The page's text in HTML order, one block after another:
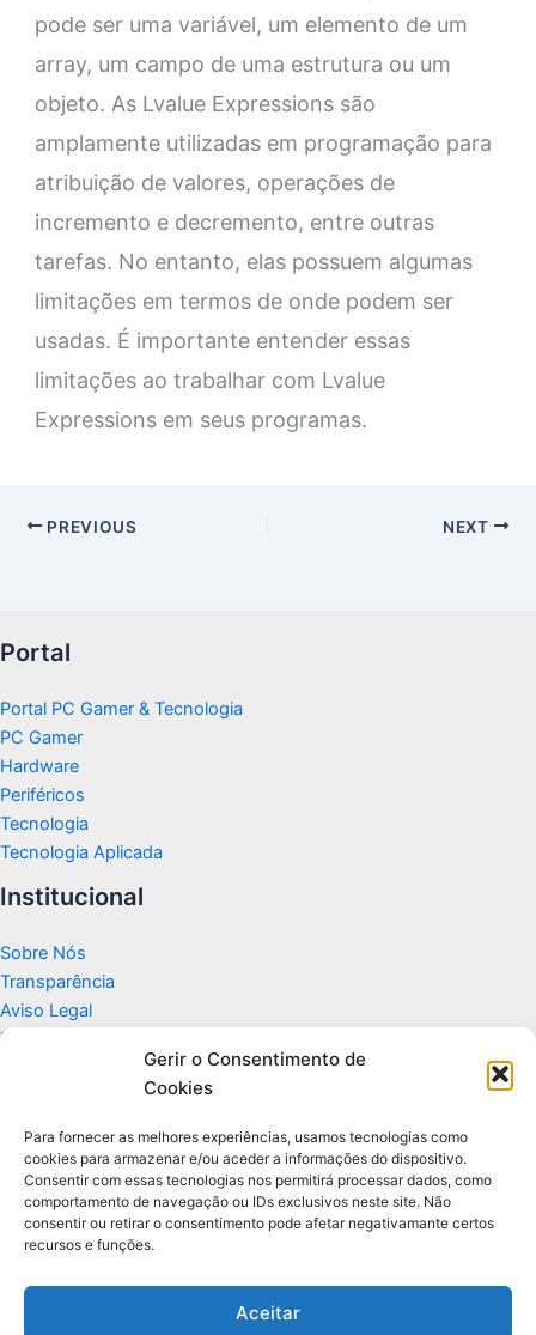
Gerir o Consentimento de
Cookies
Para fornecer as melhores experiências, usamos tecnologias como
cookies para armazenar e/ou aceder a informações do dispositivo.
Consentir com essas tecnologias nos permitirá processar dados, como
comportamento de navegação ou IDs exclusivos neste site. Não
consentir ou retirar o consentimento pode afetar negativamante certos
recursos e funções.
Aceitar
pode ser uma variável, um elemento de um
array, um campo de uma estrutura ou um
objeto. As Lvalue Expressions são
amplamente utilizadas em programação para
atribuição de valores, operações de
incremento e decremento, entre outras
tarefas. No entanto, elas possuem algumas
limitações em termos de onde podem ser
usadas. É importante entender essas
limitações ao trabalhar com Lvalue
Expressions em seus programas.
PREVIOUS NEXT
Portal
Portal PC Gamer & Tecnologia
PC Gamer
Hardware
Periféricos
Tecnologia
Tecnologia Aplicada
Institucional
Sobre Nós
Transparência
Aviso Legal
Termos de Uso
Politicas de Privacidade e Cookies
Apoio
Glossário de Tecnologia
Portal editorial independente sobre tecnologia, PC Gamer e guias